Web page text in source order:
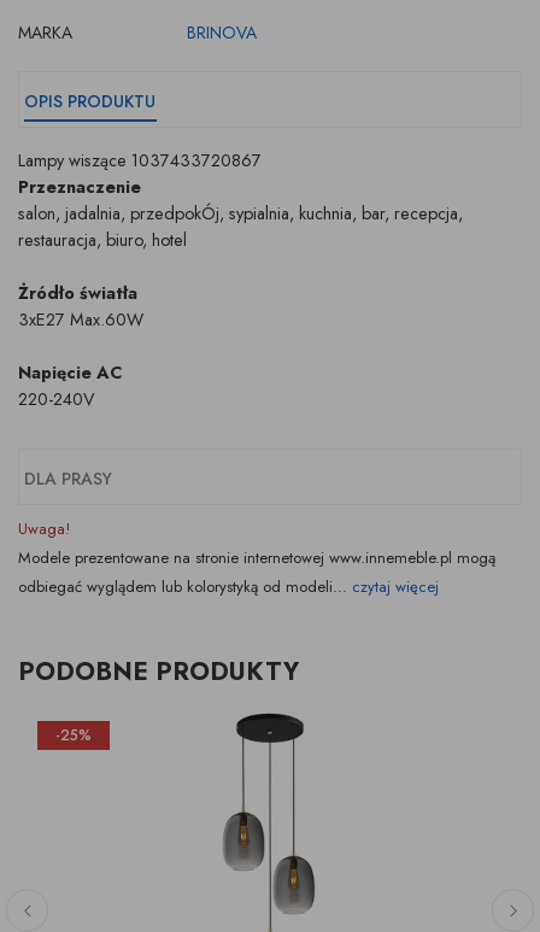
MARKA
BRINOVA
OPIS PRODUKTU
Lampy wiszące 1037433720867
Przeznaczenie
salon, jadalnia, przedpokÓj, sypialnia, kuchnia, bar, recepcja,
restauracja, biuro, hotel
Żródło światła
3xE27 Max.60W
Napięcie AC
220-240V
DLA PRASY
Uwaga!
Modele prezentowane na stronie internetowej www.innemeble.pl mogą
odbiegać wyglądem lub kolorystyką od modeli... czytaj więcej
PODOBNE PRODUKTY
-25%